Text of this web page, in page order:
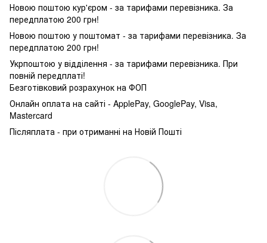
Новою поштою кур'єром - за тарифами перевізника. За
передплатою 200 грн!
Новою поштою у поштомат - за тарифами перевізника. За
передплатою 200 грн!
Укрпоштою у відділення - за тарифами перевізника. При
повній передплаті!
Безготівковий розрахунок на ФОП
Онлайн оплата на сайті - ApplePay, GooglePay, Visa,
Mastercard
Післяплата - при отриманні на Новій Пошті